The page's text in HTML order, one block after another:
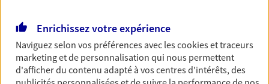
Préparez sereinement ce nouveau chapitre de
votre vie avec les conseils d'un expert. Découvrez
notre solution PER (Plan Epargne Retraite)
spécialement conçue pour la retraite.
Découvrir l'offre Retraite
Enrichissez votre expérience
Naviguez selon vos préférences avec lescookies et traceurs
marketing et de personnalisation qui nous permettent
d'afficher du contenu adapté à vos centres d'intérêts, des